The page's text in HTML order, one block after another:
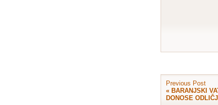
Previous Post
« BARANJSKI
DONOSE